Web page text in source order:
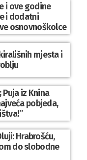
i ove godine
i dodatni
osnovnoškolce
mjesta i
Puja iz Knina
pobjeda,
Hrabrošću,
do slobodne